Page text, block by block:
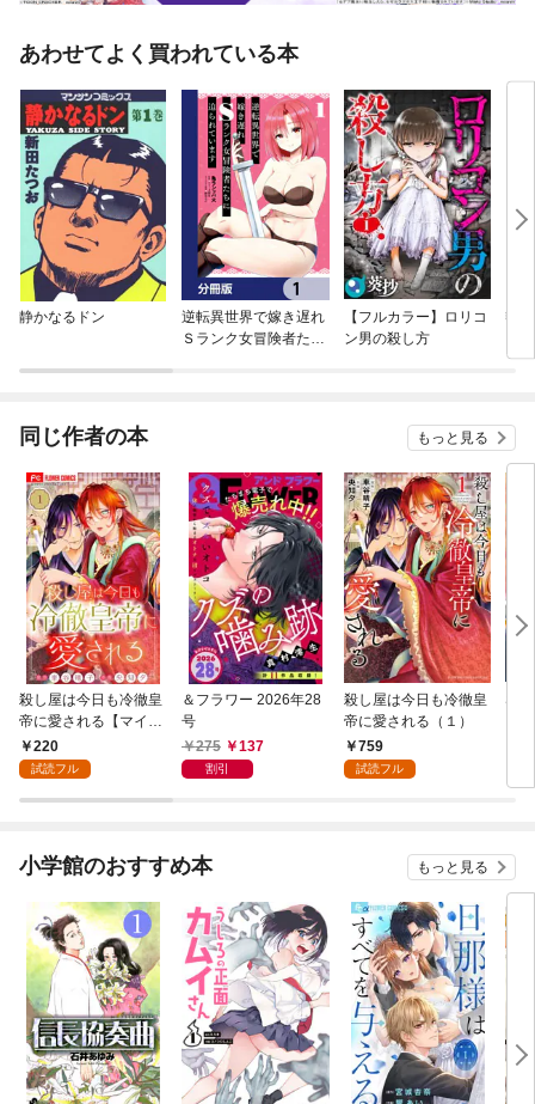
あわせてよく買われている本
静かなるドン
逆転異世界で嫁き遅れ
Ｓランク女冒険者たち
【フルカラー】ロリコ
ン男の殺し方
響
同じ作者の本 もっと見る
殺し屋は今日も冷徹皇
帝に愛される【マイク
ロ】（１）
220
試読フル
＆フラワー 2026年28
号
275
137
割引
殺し屋は今日も冷徹皇
帝に愛される（１）
759
試読フル
小学館のおすすめ本 もっと見る